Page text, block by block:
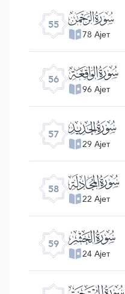
55 ﯤ
78 Ајет
56 ﯥ
96 Ајет
57 ﯦ
29 Ајет
58 ﯧ
22 Ајет
59 ﯨ
24 Ајет